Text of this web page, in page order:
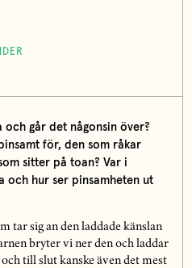
och går det någonsin över?
för, den som råkar
sitter på toan? Var i
och hur ser pinsamheten ut
tar sig an den laddade känslan
bryter vi ner den och laddar
till slut kanske även det mest